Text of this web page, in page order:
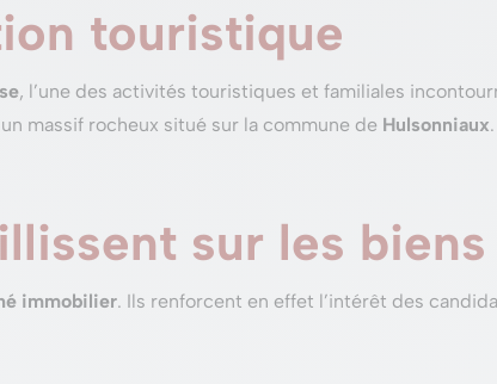
touristique
, l’une des activités touristiques et familiales
massif rocheux situé sur la commune de Hulsonniaux.
sur les
immobilier. Ils renforcent en effet l’intérêt des